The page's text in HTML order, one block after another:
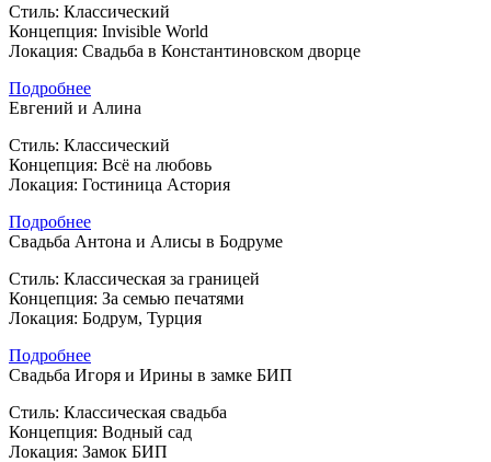
Стиль: Классический
Концепция: Invisible World
Локация: Свадьба в Константиновском дворце
Подробнее
Евгений и Алина
Стиль: Классический
Концепция: Всё на любовь
Локация: Гостиница Астория
Подробнее
Свадьба Антона и Алисы в Бодруме
Стиль: Классическая за границей
Концепция: За семью печатями
Локация: Бодрум, Турция
Подробнее
Свадьба Игоря и Ирины в замке БИП
Стиль: Классическая свадьба
Концепция: Водный сад
Локация: Замок БИП